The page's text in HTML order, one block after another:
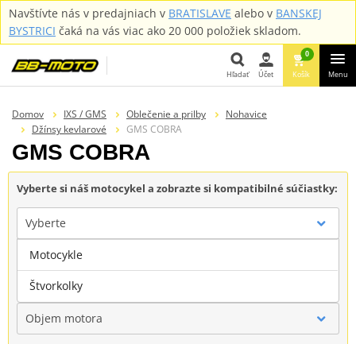
Navštívte nás v predajniach v BRATISLAVE alebo v BANSKEJ
BYSTRICI čaká na vás viac ako 20 000 položiek skladom.
Hľadať Účet
0
Košík Menu
Domov IXS / GMS Oblečenie a prilby
Nohavice
Džínsy kevlarové
GMS COBRA
GMS COBRA
Vyberte si náš motocykel a zobrazte si kompatibilné súčiastky:
Vyberte
Značka
Objem motora
Motocykle
Štvorkolky